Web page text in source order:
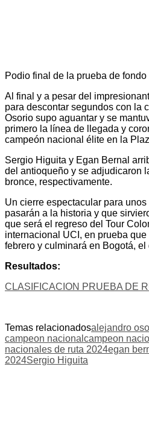
Podio final de la prueba de
Al final y a pesar del
para descontar segundos con la
Osorio supo aguantar y se
primero la línea de llegada y
campeón nacional élite en la
Sergio Higuita y Egan Bernal
del antioqueño y se adjudicaron
bronce, respectivamente.
Un cierre espectacular para
pasarán a la historia y que
que será el regreso del Tour
internacional UCI, en prueba
febrero y culminará en Bogotá, el
Resultados:
CLASIFICACION PRUEBA DE
Temas relacionadosalejandro
campeon nacional campeon
nacionales de ruta 2024egan
2024Sergio Higuita